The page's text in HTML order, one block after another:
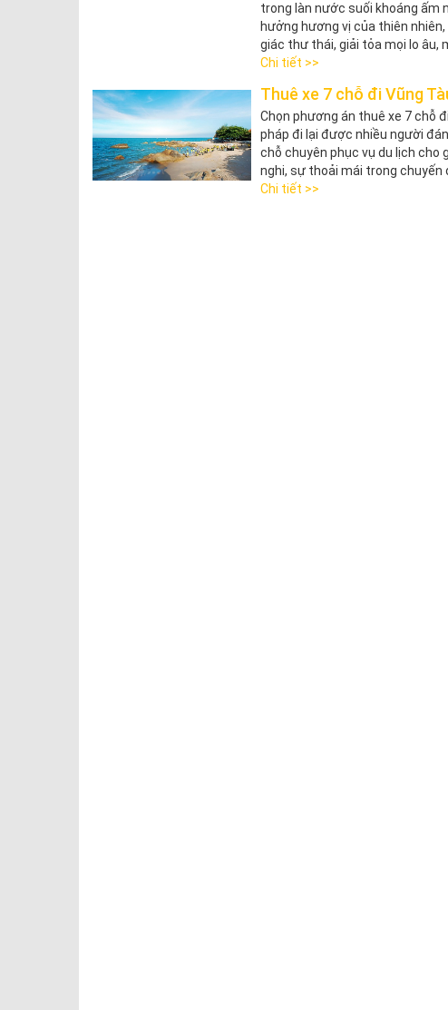
trong làn nước suối khoáng ấm
hưởng hương vị của thiên
giác thư thái, giải tỏa mọi lo âu,
Chi tiết >>
Thuê xe 7 chỗ đi Vũng
Chọn phương án thuê xe 7 chỗ
pháp đi lại được nhiều người
chỗ chuyên phục vụ du lịch cho
nghi, sự thoải mái trong chuyến
Chi tiết >>